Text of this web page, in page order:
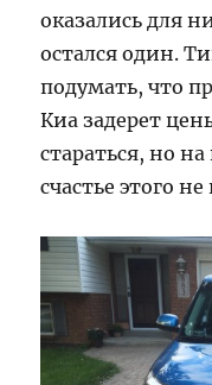
оказались для
остался один.
подумать, что
Киа задерет
стараться, но
счастье этого